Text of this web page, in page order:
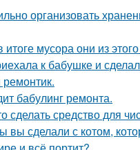
организовать
итоге мусора они из
к бабушке и
бабулинг ремонта.
сделать средство для
вы сделали с котом,